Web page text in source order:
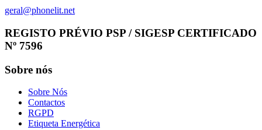
geral@phonelit.net
REGISTO PRÉVIO PSP / SIGESP CERTIFICADO
Nº 7596
Sobre nós
Sobre Nós
Contactos
RGPD
Etiqueta Energética